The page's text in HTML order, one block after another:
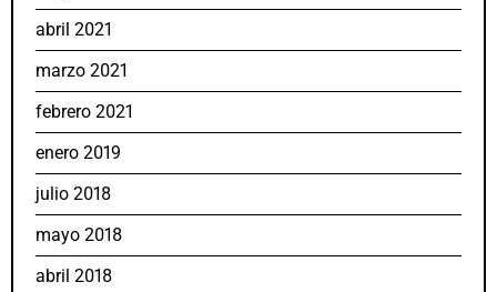
abril 2021
marzo 2021
febrero 2021
enero 2019
julio 2018
mayo 2018
abril 2018